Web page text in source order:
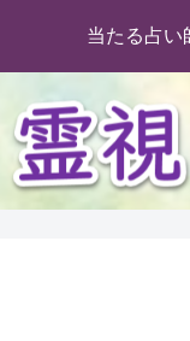
当たる占い